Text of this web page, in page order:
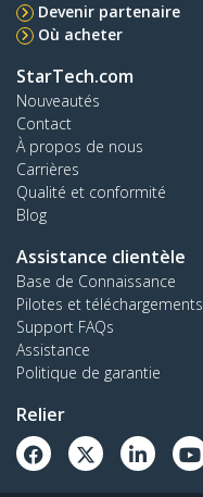
Devenir partenaire
Où acheter
StarTech.com
Nouveautés
Contact
À propos de nous
Carrières
Qualité et conformité
Blog
Assistance clientèle
Base de Connaissance
Pilotes et téléchargements
Support FAQs
Assistance
Politique de garantie
Relier